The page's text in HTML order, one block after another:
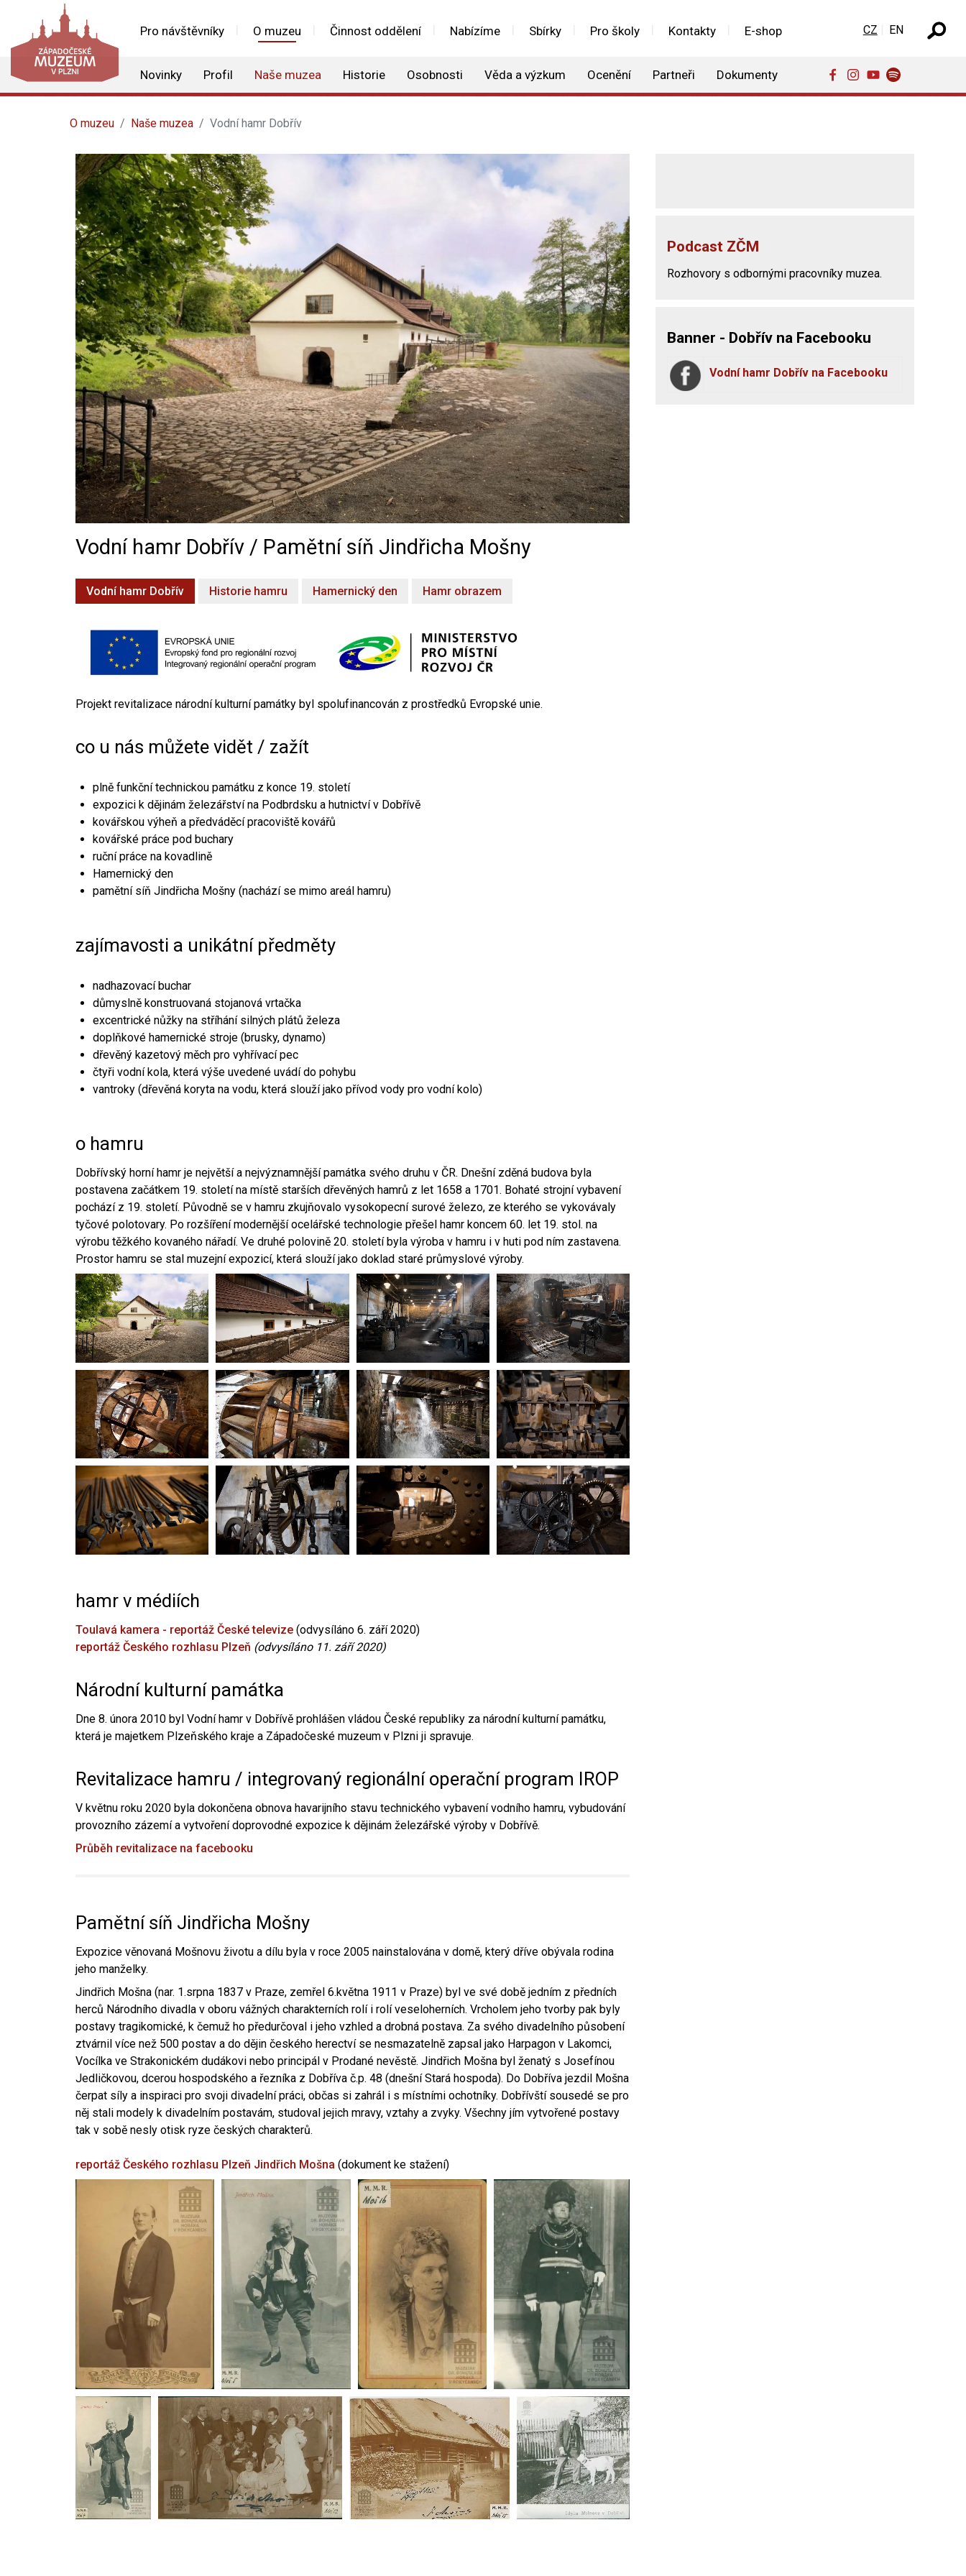
Pro návštěvníky O muzeu Činnost oddělení Nabízíme Sbírky Pro školy Kontakty E-shop
Novinky Profil Naše muzea Historie Osobnosti Věda a výzkum Ocenění Partneři Dokumenty
Zvolte jazyk
CZ EN
O muzeu Naše muzea Vodní hamr Dobřív
Vodní hamr Dobřív / Pamětní síň Jindřicha Mošny
Vodní hamr Dobřív Historie hamru Hamernický den Hamr obrazem
Projekt revitalizace národní kulturní památky byl spolufinancován z prostředků Evropské unie.
co u nás můžete vidět / zažít
plně funkční technickou památku z konce 19. století
expozici k dějinám železářství na Podbrdsku a hutnictví v Dobřívě
kovářskou výheň a předváděcí pracoviště kovářů
kovářské práce pod buchary
ruční práce na kovadlině
Hamernický den
pamětní síň Jindřicha Mošny (nachází se mimo areál hamru)
zajímavosti a unikátní předměty
nadhazovací buchar
důmyslně konstruovaná stojanová vrtačka
excentrické nůžky na stříhání silných plátů železa
doplňkové hamernické stroje (brusky, dynamo)
dřevěný kazetový měch pro vyhřívací pec
čtyři vodní kola, která výše uvedené uvádí do pohybu
vantroky (dřevěná koryta na vodu, která slouží jako přívod vody pro vodní kolo)
o hamru
Dobřívský horní hamr je největší a nejvýznamnější památka svého druhu v ČR. Dnešní zděná budova byla
postavena začátkem 19. století na místě starších dřevěných hamrů z let 1658 a 1701. Bohaté strojní vybavení
pochází z 19. století. Původně se v hamru zkujňovalo vysokopecní surové železo, ze kterého se vykovávaly
tyčové polotovary. Po rozšíření modernější ocelářské technologie přešel hamr koncem 60. let 19. stol. na
výrobu těžkého kovaného nářadí. Ve druhé polovině 20. století byla výroba v hamru i v huti pod ním zastavena.
Prostor hamru se stal muzejní expozicí, která slouží jako doklad staré průmyslové výroby.
hamr v médiích
Toulavá kamera - reportáž České televize (odvysíláno 6. září 2020)
reportáž Českého rozhlasu Plzeň (odvysíláno 11. září 2020)
Národní kulturní památka
Dne 8. února 2010 byl Vodní hamr v Dobřívě prohlášen vládou České republiky za národní kulturní památku,
která je majetkem Plzeňského kraje a Západočeské muzeum v Plzni ji spravuje.
Revitalizace hamru / integrovaný regionální operační program IROP
V květnu roku 2020 byla dokončena obnova havarijního stavu technického vybavení vodního hamru, vybudování
provozního zázemí a vytvoření doprovodné expozice k dějinám železářské výroby v Dobřívě.
Průběh revitalizace na facebooku
Pamětní síň Jindřicha Mošny
Expozice věnovaná Mošnovu životu a dílu byla v roce 2005 nainstalována v domě, který dříve obývala rodina
jeho manželky.
Jindřich Mošna (nar. 1.srpna 1837 v Praze, zemřel 6.května 1911 v Praze) byl ve své době jedním z předních
herců Národního divadla v oboru vážných charakterních rolí i rolí veseloherních. Vrcholem jeho tvorby pak byly
postavy tragikomické, k čemuž ho předurčoval i jeho vzhled a drobná postava. Za svého divadelního působení
ztvárnil více než 500 postav a do dějin českého herectví se nesmazatelně zapsal jako Harpagon v Lakomci,
Vocílka ve Strakonickém dudákovi nebo principál v Prodané nevěstě. Jindřich Mošna byl ženatý s Josefínou
Jedličkovou, dcerou hospodského a řezníka z Dobříva č.p. 48 (dnešní Stará hospoda). Do Dobříva jezdil Mošna
čerpat síly a inspiraci pro svoji divadelní práci, občas si zahrál i s místními ochotníky. Dobřívští sousedé se pro
něj stali modely k divadelním postavám, studoval jejich mravy, vztahy a zvyky. Všechny jím vytvořené postavy
tak v sobě nesly otisk ryze českých charakterů.
reportáž Českého rozhlasu Plzeň Jindřich Mošna (dokument ke stažení)
Podcast ZČM
Rozhovory s odbornými pracovníky muzea.
Banner - Dobřív na Facebooku
Vodní hamr Dobřív na Facebooku